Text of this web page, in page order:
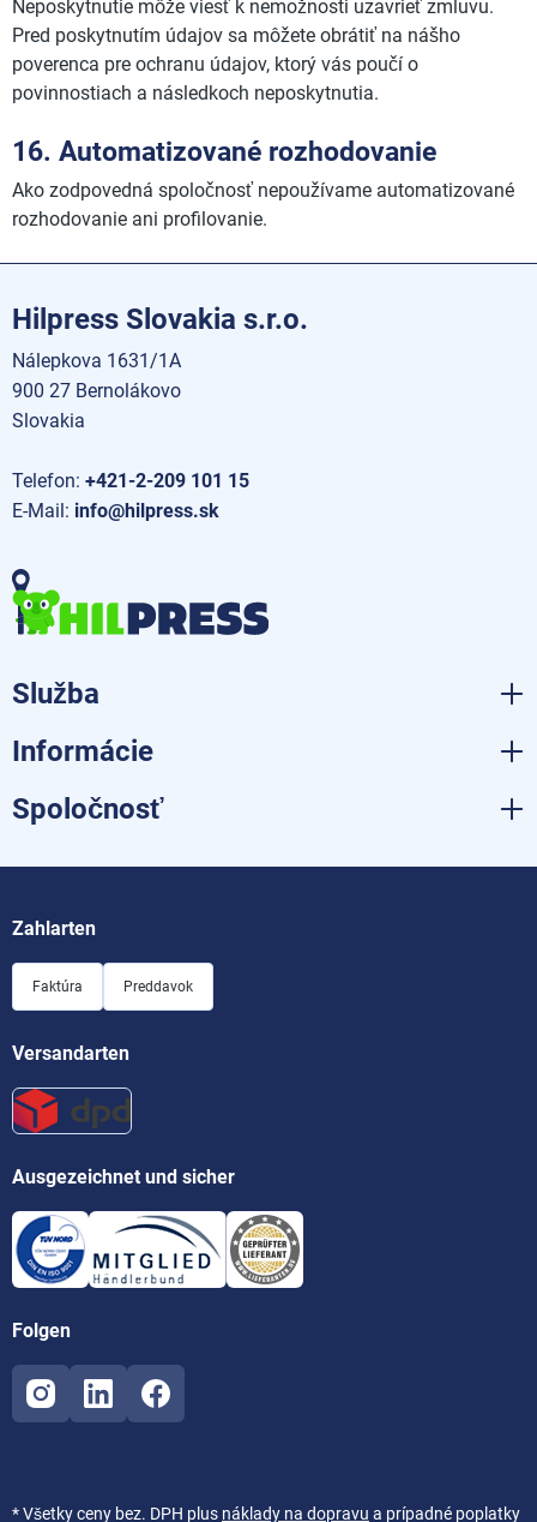
Neposkytnutie môže viesť k nemožnosti uzavrieť zmluvu.
Pred poskytnutím údajov sa môžete obrátiť na nášho
poverenca pre ochranu údajov, ktorý vás poučí o
povinnostiach a následkoch neposkytnutia.
16. Automatizované rozhodovanie
Ako zodpovedná spoločnosť nepoužívame automatizované
rozhodovanie ani profilovanie.
Hilpress Slovakia s.r.o.
Nálepkova 1631/1A
900 27 Bernolákovo
Slovakia
Telefon: +421-2-209 101 15
E-Mail: info@hilpress.sk
Služba
Informácie
Spoločnosť
Zahlarten
Faktúra Preddavok
Versandarten
Ausgezeichnet und sicher
Folgen
* Všetky ceny bez. DPH plus náklady na dopravu a prípadné poplatky